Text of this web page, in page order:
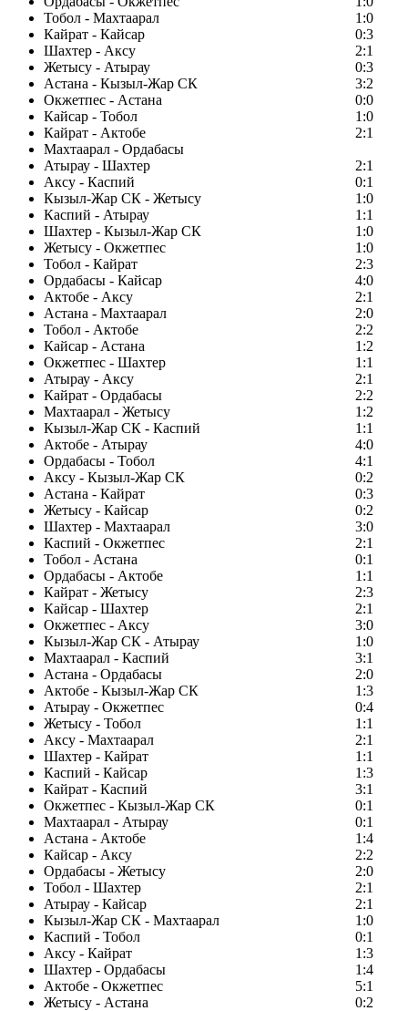
Тобол - Махтаарал
1:0
Кайрат - Кайсар
0:3
Шахтер - Аксу
2:1
Жетысу - Атырау
0:3
Астана - Кызыл-Жар СК
3:2
Окжетпес - Астана
0:0
Кайсар - Тобол
1:0
Кайрат - Актобе
2:1
Махтаарал - Ордабасы
Атырау - Шахтер
2:1
Аксу - Каспий
0:1
Кызыл-Жар СК - Жетысу
1:0
Каспий - Атырау
1:1
Шахтер - Кызыл-Жар СК
1:0
Жетысу - Окжетпес
1:0
Тобол - Кайрат
2:3
Ордабасы - Кайсар
4:0
Актобе - Аксу
2:1
Астана - Махтаарал
2:0
Тобол - Актобе
2:2
Кайсар - Астана
1:2
Окжетпес - Шахтер
1:1
Атырау - Аксу
2:1
Кайрат - Ордабасы
2:2
Махтаарал - Жетысу
1:2
Кызыл-Жар СК - Каспий
1:1
Актобе - Атырау
4:0
Ордабасы - Тобол
4:1
Аксу - Кызыл-Жар СК
0:2
Астана - Кайрат
0:3
Жетысу - Кайсар
0:2
Шахтер - Махтаарал
3:0
Каспий - Окжетпес
2:1
Тобол - Астана
0:1
Ордабасы - Актобе
1:1
Кайрат - Жетысу
2:3
Кайсар - Шахтер
2:1
Окжетпес - Аксу
3:0
Кызыл-Жар СК - Атырау
1:0
Махтаарал - Каспий
3:1
Астана - Ордабасы
2:0
Актобе - Кызыл-Жар СК
1:3
Атырау - Окжетпес
0:4
Жетысу - Тобол
1:1
Аксу - Махтаарал
2:1
Шахтер - Кайрат
1:1
Каспий - Кайсар
1:3
Кайрат - Каспий
3:1
Окжетпес - Кызыл-Жар СК
0:1
Махтаарал - Атырау
0:1
Астана - Актобе
1:4
Кайсар - Аксу
2:2
Ордабасы - Жетысу
2:0
Тобол - Шахтер
2:1
Атырау - Кайсар
2:1
Кызыл-Жар СК - Махтаарал
1:0
Каспий - Тобол
0:1
Аксу - Кайрат
1:3
Шахтер - Ордабасы
1:4
Актобе - Окжетпес
5:1
Жетысу - Астана
0:2